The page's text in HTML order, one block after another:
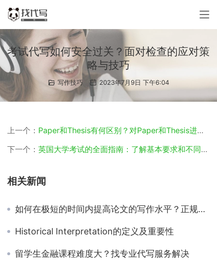
考试代写如何安全过关？面对检查的应对策
略与技巧
写作技巧 2023年7月9日 下午6:04
上一个： Paper和Thesis有何区别？对Paper和Thesis进行详细解析
下一个： 英国大学考试的全面指南：了解基本要求和不同题型的关键信息
相关新闻
如何在极短的时间内提高论文的写作水平？正规的代写机构是否是提高写作水平的捷径？
Historical Interpretation的定义及重要性
留学生金融课程难度大？找专业代写服务解决